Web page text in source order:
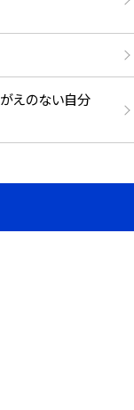
えのない自分